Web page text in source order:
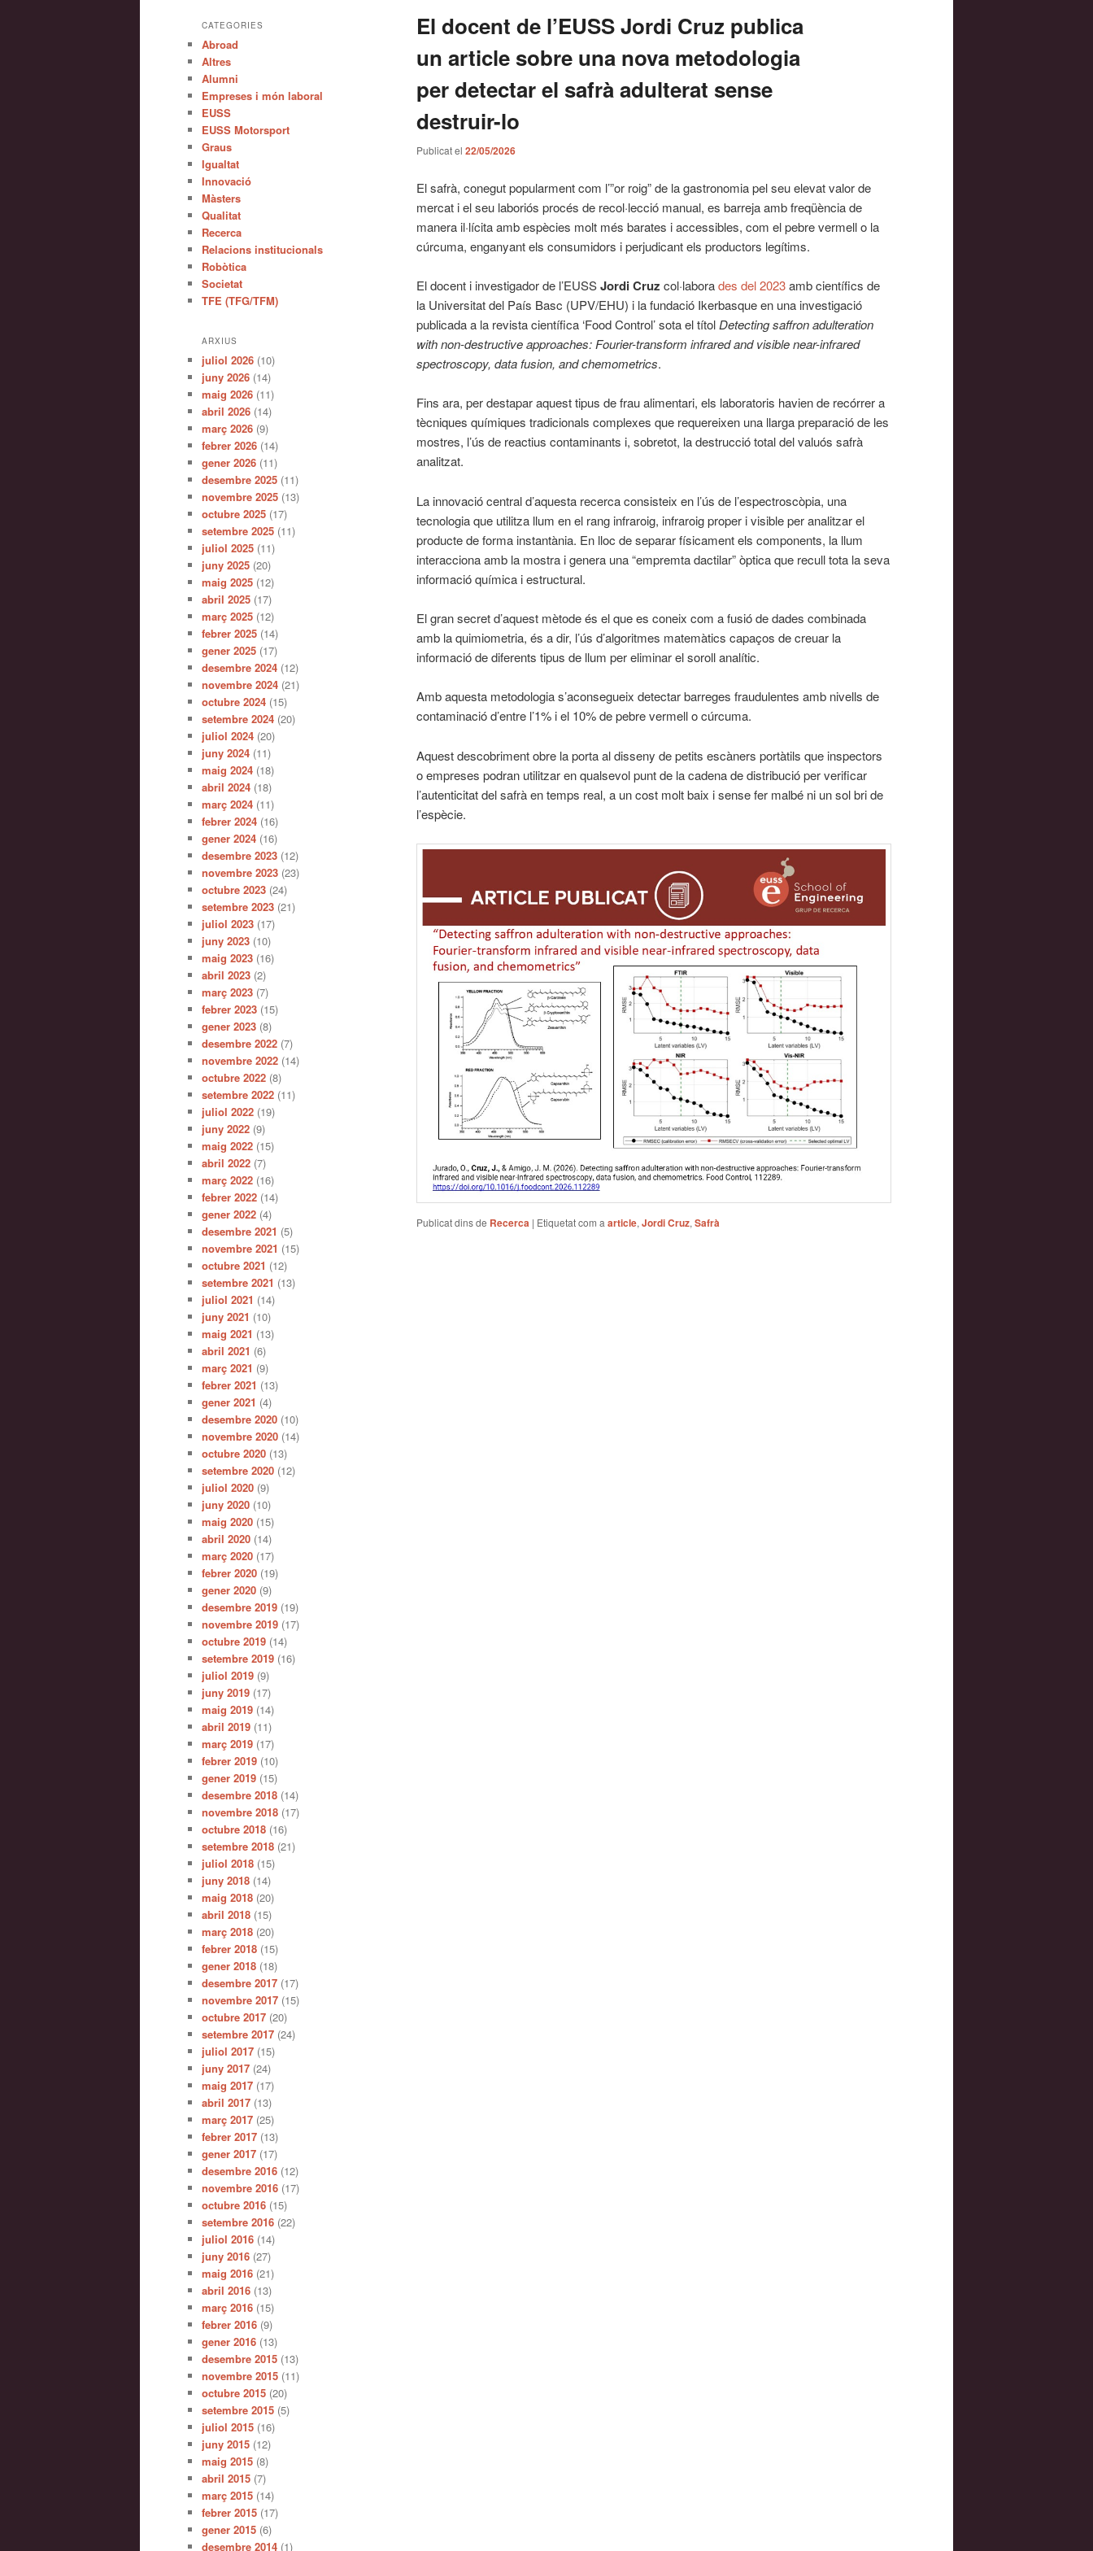
El docent de l’EUSS Jordi Cruz publica
un article sobre una nova metodologia
per detectar el safrà adulterat sense
destruir-lo
Publicat el 22/05/2026
El safrà, conegut popularment com l’”or roig” de la gastronomia pel seu elevat valor de
mercat i el seu laboriós procés de recol·lecció manual, es barreja amb freqüència de
manera il·lícita amb espècies molt més barates i accessibles, com el pebre vermell o la
cúrcuma, enganyant els consumidors i perjudicant els productors legítims.
El docent i investigador de l’EUSSJordi Cruz col·laborades del 2023amb científics de
la Universitat del País Basc (UPV/EHU) i la fundació Ikerbasque en una investigació
publicada a la revista científica ‘Food Control’ sota el títol Detecting saffron adulteration
with non-destructive approaches: Fourier-transform infrared and visible near-infrared
spectroscopy, data fusion, and chemometrics.
Fins ara, per destapar aquest tipus de frau alimentari, els laboratoris havien de recórrer a
tècniques químiques tradicionals complexes que requereixen una llarga preparació de les
mostres, l’ús de reactius contaminants i, sobretot, la destrucció total del valuós safrà
analitzat.
La innovació central d’aquesta recerca consisteix en l’ús de l’espectroscòpia, una
tecnologia que utilitza llum en el rang infraroig, infraroig proper i visible per analitzar el
producte de forma instantània. En lloc de separar físicament els components, la llum
interacciona amb la mostra i genera una “empremta dactilar” òptica que recull tota la seva
informació química i estructural.
El gran secret d’aquest mètode és el que es coneix com a fusió de dades combinada
amb la quimiometria, és a dir, l’ús d’algoritmes matemàtics capaços de creuar la
informació de diferents tipus de llum per eliminar el soroll analític.
Amb aquesta metodologia s’aconsegueix detectar barreges fraudulentes amb nivells de
contaminació d’entre l’1% i el 10% de pebre vermell o cúrcuma.
Aquest descobriment obre la porta al disseny de petits escàners portàtils que inspectors
o empreses podran utilitzar en qualsevol punt de la cadena de distribució per verificar
l’autenticitat del safrà en temps real, a un cost molt baix i sense fer malbé ni un sol bri de
l’espècie.
Publicat dins de Recerca | Etiquetat com a article, Jordi Cruz, Safrà
CATEGORIES
Abroad
Altres
Alumni
Empreses i món laboral
EUSS
EUSS Motorsport
Graus
Igualtat
Innovació
Màsters
Qualitat
Recerca
Relacions institucionals
Robòtica
Societat
TFE (TFG/TFM)
ARXIUS
juliol 2026 (10)
juny 2026 (14)
maig 2026 (11)
abril 2026 (14)
març 2026 (9)
febrer 2026 (14)
gener 2026 (11)
desembre 2025 (11)
novembre 2025 (13)
octubre 2025 (17)
setembre 2025 (11)
juliol 2025 (11)
juny 2025 (20)
maig 2025 (12)
abril 2025 (17)
març 2025 (12)
febrer 2025 (14)
gener 2025 (17)
desembre 2024 (12)
novembre 2024 (21)
octubre 2024 (15)
setembre 2024 (20)
juliol 2024 (20)
juny 2024 (11)
maig 2024 (18)
abril 2024 (18)
març 2024 (11)
febrer 2024 (16)
gener 2024 (16)
desembre 2023 (12)
novembre 2023 (23)
octubre 2023 (24)
setembre 2023 (21)
juliol 2023 (17)
juny 2023 (10)
maig 2023 (16)
abril 2023 (2)
març 2023 (7)
febrer 2023 (15)
gener 2023 (8)
desembre 2022 (7)
novembre 2022 (14)
octubre 2022 (8)
setembre 2022 (11)
juliol 2022 (19)
juny 2022 (9)
maig 2022 (15)
abril 2022 (7)
març 2022 (16)
febrer 2022 (14)
gener 2022 (4)
desembre 2021 (5)
novembre 2021 (15)
octubre 2021 (12)
setembre 2021 (13)
juliol 2021 (14)
juny 2021 (10)
maig 2021 (13)
abril 2021 (6)
març 2021 (9)
febrer 2021 (13)
gener 2021 (4)
desembre 2020 (10)
novembre 2020 (14)
octubre 2020 (13)
setembre 2020 (12)
juliol 2020 (9)
juny 2020 (10)
maig 2020 (15)
abril 2020 (14)
març 2020 (17)
febrer 2020 (19)
gener 2020 (9)
desembre 2019 (19)
novembre 2019 (17)
octubre 2019 (14)
setembre 2019 (16)
juliol 2019 (9)
juny 2019 (17)
maig 2019 (14)
abril 2019 (11)
març 2019 (17)
febrer 2019 (10)
gener 2019 (15)
desembre 2018 (14)
novembre 2018 (17)
octubre 2018 (16)
setembre 2018 (21)
juliol 2018 (15)
juny 2018 (14)
maig 2018 (20)
abril 2018 (15)
març 2018 (20)
febrer 2018 (15)
gener 2018 (18)
desembre 2017 (17)
novembre 2017 (15)
octubre 2017 (20)
setembre 2017 (24)
juliol 2017 (15)
juny 2017 (24)
maig 2017 (17)
abril 2017 (13)
març 2017 (25)
febrer 2017 (13)
gener 2017 (17)
desembre 2016 (12)
novembre 2016 (17)
octubre 2016 (15)
setembre 2016 (22)
juliol 2016 (14)
juny 2016 (27)
maig 2016 (21)
abril 2016 (13)
març 2016 (15)
febrer 2016 (9)
gener 2016 (13)
desembre 2015 (13)
novembre 2015 (11)
octubre 2015 (20)
setembre 2015 (5)
juliol 2015 (16)
juny 2015 (12)
maig 2015 (8)
abril 2015 (7)
març 2015 (14)
febrer 2015 (17)
gener 2015 (6)
desembre 2014 (1)